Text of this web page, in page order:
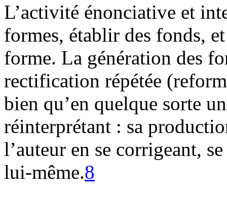
L’activité énonciative et
formes, établir des fonds,
forme. La génération des
rectification répétée
bien qu’en quelque sorte
réinterprétant : sa
l’auteur en se corrigeant,
lui-même.8